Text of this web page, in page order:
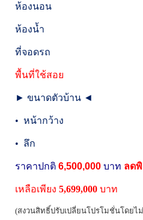
ห้องนอน
ห้องน้ำ
ที่จอดรถ
พื้นที่ใช้สอย
► ขนาดตัวบ้าน ◄
• หน้ากว้าง
• ลึก
ราคาปกติ 6,500,000 บาท ลดพิ
เหลือเพียง 5,699,000 บาท
(สงวนสิทธิ์ปรับเปลี่ยนโปรโมชั่นโดยไ